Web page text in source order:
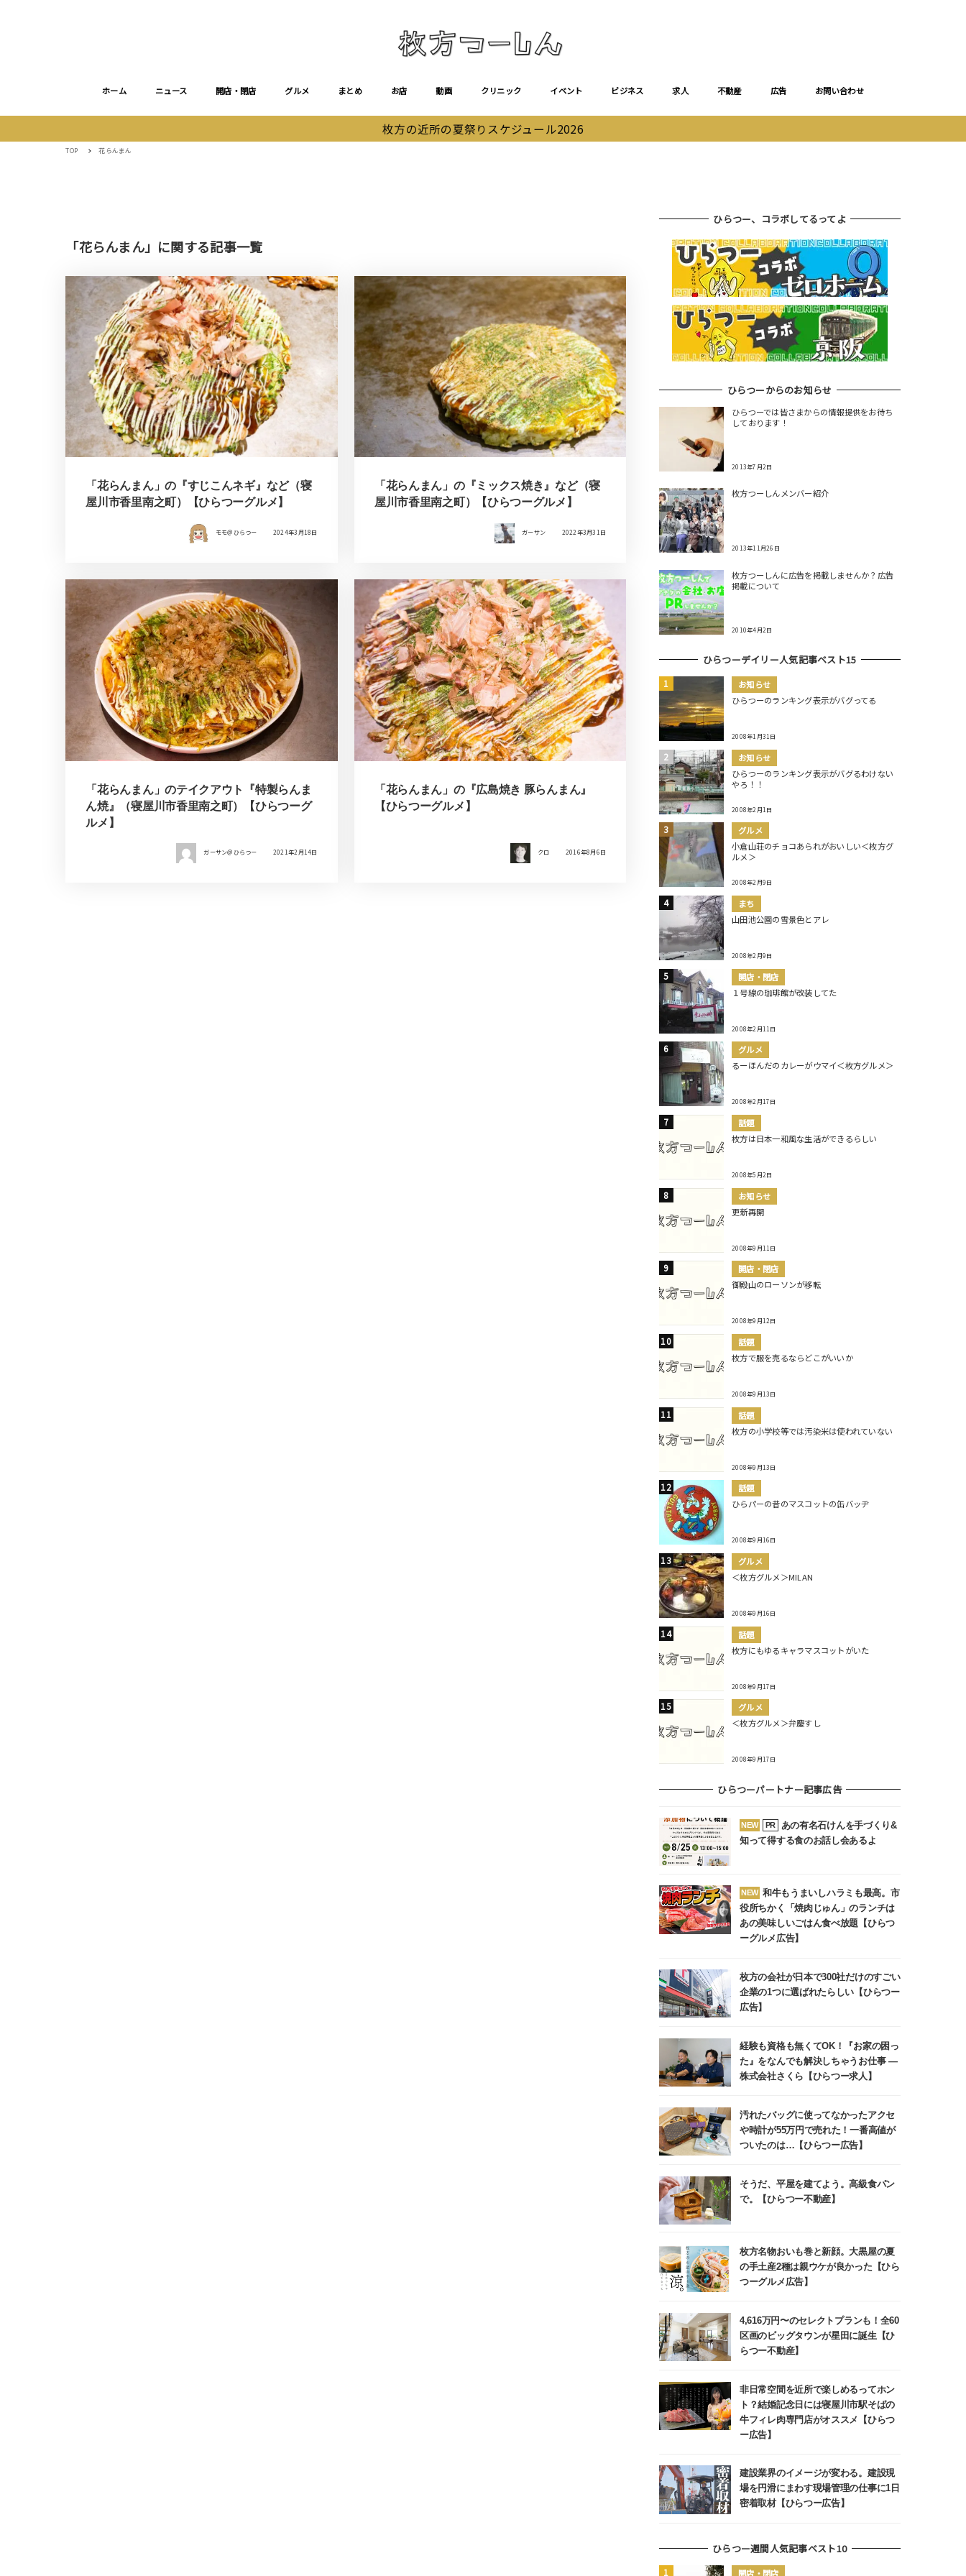
ホーム ニュース 開店・閉店 グルメ まとめ お店 動画 クリニック イベント ビジネス 求人 不動産 広告 お問い合わせ
枚方の近所の夏祭りスケジュール2026
TOP 花らんまん
「花らんまん」に関する記事一覧
「花らんまん」の『すじこんネギ』など（寝
屋川市香里南之町）【ひらつーグルメ】
モモ＠ひらつー 2024年3月18日
「花らんまん」の『ミックス焼き』など（寝
屋川市香里南之町）【ひらつーグルメ】
ガーサン 2022年3月31日
「花らんまん」のテイクアウト『特製らんま
ん焼』（寝屋川市香里南之町）【ひらつーグ
ルメ】
ガーサン＠ひらつー 2021年2月14日
「花らんまん」の『広島焼き 豚らんまん』
【ひらつーグルメ】
クロ 2016年8月6日
ひらつー、コラボしてるってよ
ひらつーからのお知らせ
ひらつーでは皆さまからの情報提供をお待ち
しております！
2013年7月2日
枚方つーしんメンバー紹介
2013年11月26日
枚方つーしんに広告を掲載しませんか？広告
掲載について
2010年4月2日
ひらつーデイリー人気記事ベスト15
お知らせ
ひらつーのランキング表示がバグってる
2008年1月31日
お知らせ
ひらつーのランキング表示がバグるわけない
やろ！！
2008年2月1日
グルメ
小倉山荘のチョコあられがおいしい＜枚方グ
ルメ＞
2008年2月9日
まち
山田池公園の雪景色とアレ
2008年2月9日
開店・閉店
１号線の珈琲館が改装してた
2008年2月11日
グルメ
るーほんだのカレーがウマイ＜枚方グルメ＞
2008年2月17日
話題
枚方は日本一和風な生活ができるらしい
2008年5月2日
お知らせ
更新再開
2008年9月11日
開店・閉店
御殿山のローソンが移転
2008年9月12日
話題
枚方で服を売るならどこがいいか
2008年9月13日
話題
枚方の小学校等では汚染米は使われていない
2008年9月13日
話題
ひらパーの昔のマスコットの缶バッヂ
2008年9月16日
グルメ
＜枚方グルメ＞MILAN
2008年9月16日
話題
枚方にもゆるキャラマスコットがいた
2008年9月17日
グルメ
＜枚方グルメ＞弁慶すし
2008年9月17日
ひらつーパートナー記事広告
NEW PR
あの有名石けんを手づくり&
知って得する食のお話し会あるよ
NEW 和牛もうまいしハラミも最高。市
役所ちかく「焼肉じゅん」のランチは
あの美味しいごはん食べ放題【ひらつ
ーグルメ広告】
枚方の会社が日本で300社だけのすごい
企業の1つに選ばれたらしい【ひらつー
広告】
経験も資格も無くてOK！『お家の困っ
た』をなんでも解決しちゃうお仕事 ―
株式会社さくら【ひらつー求人】
汚れたバッグに使ってなかったアクセ
や時計が55万円で売れた！一番高値が
ついたのは…【ひらつー広告】
そうだ、平屋を建てよう。高級食パン
で。【ひらつー不動産】
枚方名物おいも巻と新顔。大黒屋の夏
の手土産2種は親ウケが良かった【ひら
つーグルメ広告】
4,616万円〜のセレクトプランも！全60
区画のビッグタウンが星田に誕生【ひ
らつー不動産】
非日常空間を近所で楽しめるってホン
ト？結婚記念日には寝屋川市駅そばの
牛フィレ肉専門店がオススメ【ひらつ
ー広告】
建設業界のイメージが変わる。建設現
場を円滑にまわす現場管理の仕事に1日
密着取材【ひらつー広告】
ひらつー週間人気記事ベスト10
開店・閉店